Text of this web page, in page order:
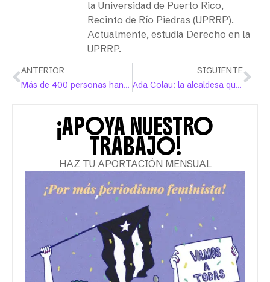
la Universidad de Puerto Rico,
Recinto de Río Piedras (UPRRP).
Actualmente, estudia Derecho en la
UPRRP.
ANTERIOR
Más de 400 personas han cambiado el género en el certificado de nacimiento
SIGUIENTE
Ada Colau: la alcaldesa que apostó por el feminismo para transformar Barcelona
¡APOYA NUESTRO
TRABAJO!
HAZ TU APORTACIÓN MENSUAL